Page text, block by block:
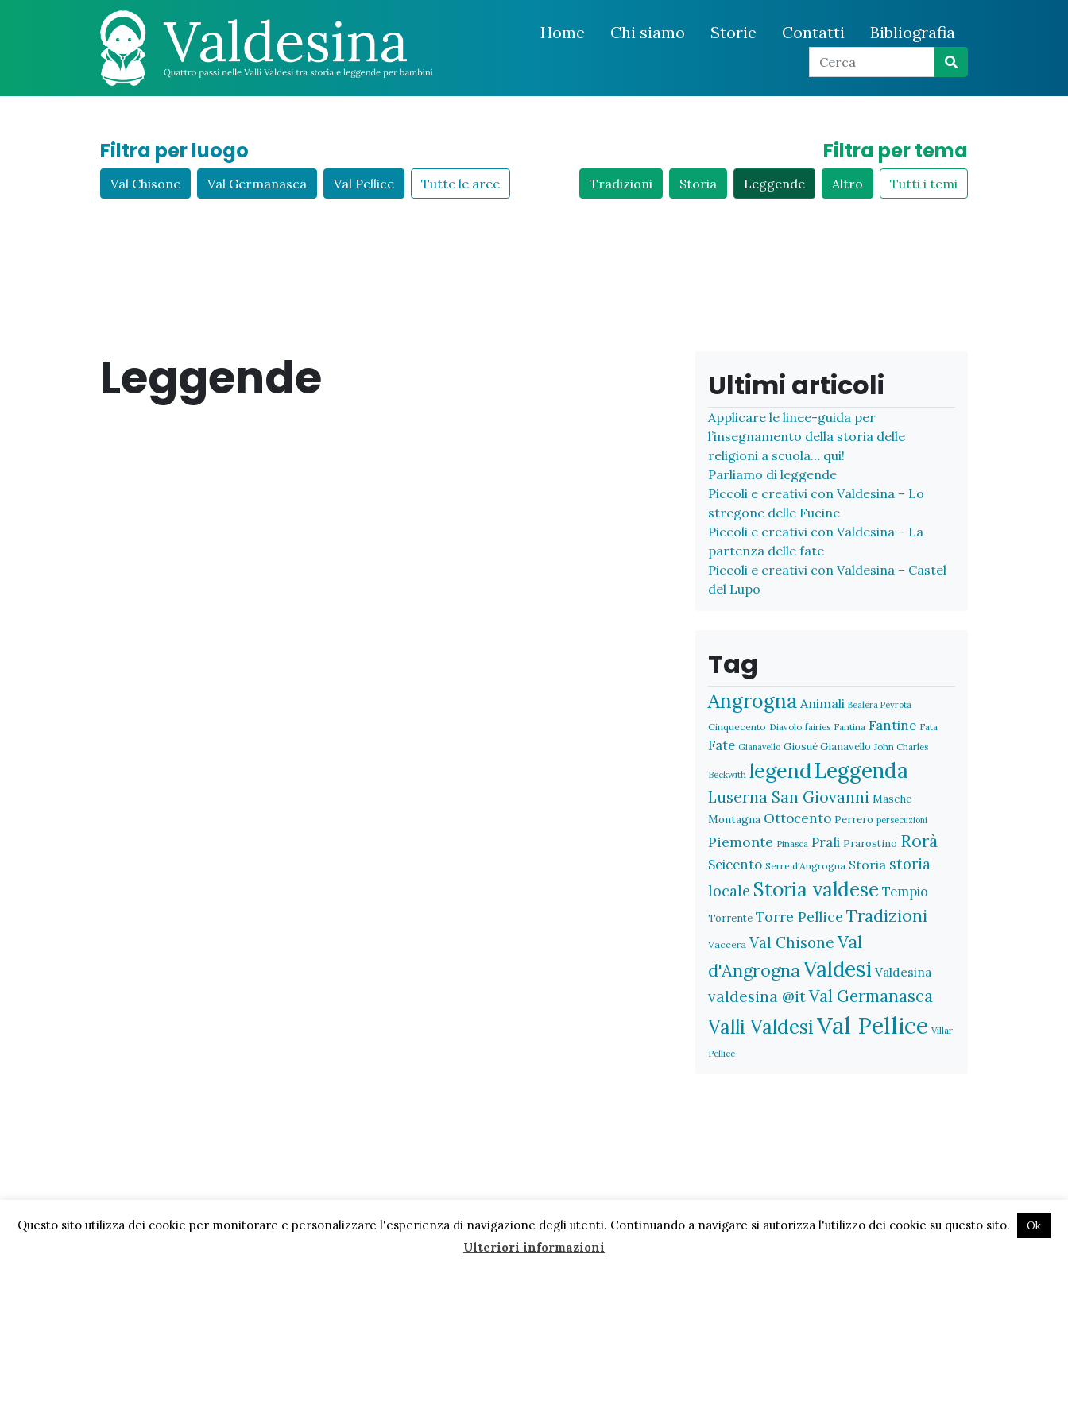
Home Chi siamo Storie Contatti Bibliografia
Filtra per luogo
Val Chisone Val Germanasca Val Pellice Tutte le aree
Filtra per tema
Tradizioni Storia Leggende Altro Tutti i temi
Leggende Ultimi articoli
Applicare le linee-guida per
l’insegnamento della storia delle
religioni a scuola… qui!
Parliamo di leggende
Piccoli e creativi con Valdesina – Lo
stregone delle Fucine
Piccoli e creativi con Valdesina – La
partenza delle fate
Piccoli e creativi con Valdesina – Castel
del Lupo
Tag
Angrogna Animali Bealera Peyrota
Cinquecento Diavolo fairies Fantina Fantine Fata
Fate Gianavello Giosuè Gianavello John Charles
Beckwith legendLeggenda
Luserna San Giovanni Masche
Montagna Ottocento Perrero persecuzioni
Piemonte Pinasca Prali Prarostino Rorà
Seicento Serre d'Angrogna Storia storia
locale Storia valdese Tempio
Torrente Torre Pellice Tradizioni
Vaccera Val Chisone Val
d'AngrognaValdesi Valdesina
valdesina @itVal Germanasca
Valli ValdesiVal Pellice Villar
Pellice
Questo sito utilizza dei cookie per monitorare e personalizzare l'esperienza di navigazione degli utenti. Continuando a navigare si autorizza l'utilizzo dei cookie su questo sito. Ok
Ulteriori informazioni